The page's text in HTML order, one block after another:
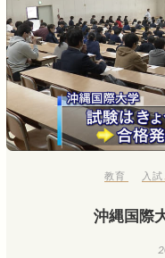
教育 入試
沖縄国際